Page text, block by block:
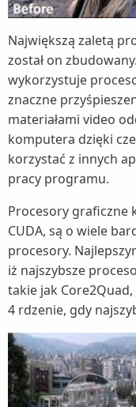
Największą zaletą
został on
wykorzystuje
znaczne
materiałami video
komputera dzięki
korzystać z innych
pracy programu.
Procesory graficzne
CUDA, są o wiele
procesory.
iż najszybsze
takie jak
4 rdzenie, gdy